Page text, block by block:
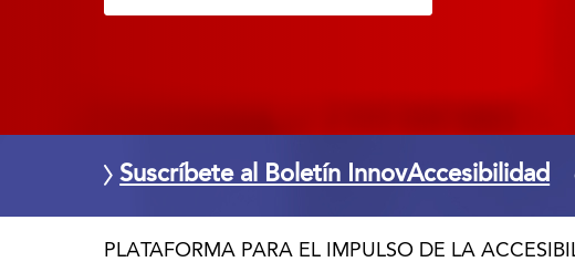
Suscríbete al Boletín InnovAccesibilidad
PLATAFORMA PARA EL IMPULSO DE LA